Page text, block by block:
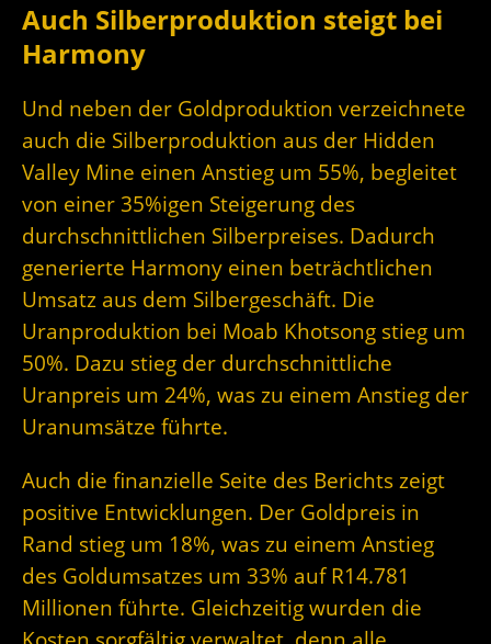
Auch Silberproduktion steigt bei
Harmony
Und neben der Goldproduktion verzeichnete
auch die Silberproduktion aus der Hidden
Valley Mine einen Anstieg um 55%, begleitet
von einer 35%igen Steigerung des
durchschnittlichen Silberpreises. Dadurch
generierte Harmony einen beträchtlichen
Umsatz aus dem Silbergeschäft. Die
Uranproduktion bei Moab Khotsong stieg um
50%. Dazu stieg der durchschnittliche
Uranpreis um 24%, was zu einem Anstieg der
Uranumsätze führte.
Auch die finanzielle Seite des Berichts zeigt
positive Entwicklungen. Der Goldpreis in
Rand stieg um 18%, was zu einem Anstieg
des Goldumsatzes um 33% auf R14.781
Millionen führte. Gleichzeitig wurden die